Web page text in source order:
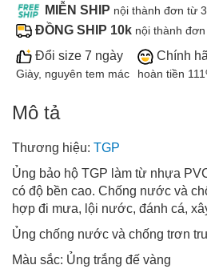
MIỄN SHIP nội thành đơn từ
ĐỒNG SHIP 10k nội thành
Đổi size 7 ngày
Giày, nguyên tem mác
Chính
hoàn tiền
Mô tả
Thương hiệu: TGP
Ủng bảo hộ TGP làm từ nhựa
có độ bền cao. Chống nước và
hợp đi mưa, lội nước, đánh cá,
Ủng chống nước và chống trơn
Màu sắc: Ủng trắng đế vàng